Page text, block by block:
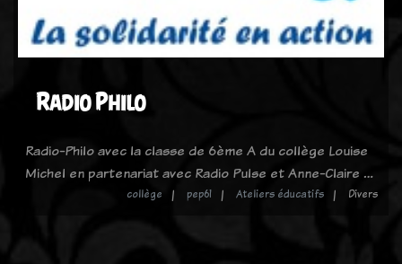
Radio Philo
Radio-Philo avec la classe de 6ème A du collège Louise
Michel en partenariat avec Radio Pulse et Anne-Claire …
collège pep61 Ateliers éducatifs Divers